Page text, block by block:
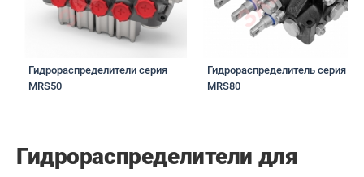
Гидрораспределители серия
MRS50
Гидрораспределитель серия
MRS80
Гидрораспределители для